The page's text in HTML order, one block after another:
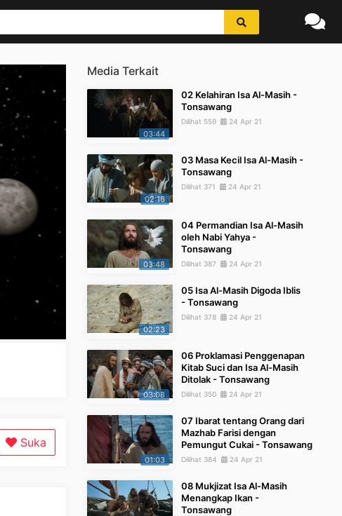
Suka
Media Terkait
03:44
02 Kelahiran Isa Al-Masih -
Tonsawang
Dilihat 559 24 Apr 21
02:16
03 Masa Kecil Isa Al-Masih -
Tonsawang
Dilihat 371 24 Apr 21
03:48
04 Permandian Isa Al-Masih
oleh Nabi Yahya -
Tonsawang
Dilihat 387 24 Apr 21
02:23
05 Isa Al-Masih Digoda Iblis
- Tonsawang
Dilihat 378 24 Apr 21
03:08
06 Proklamasi Penggenapan
Kitab Suci dan Isa Al-Masih
Ditolak - Tonsawang
Dilihat 350 24 Apr 21
01:03
07 Ibarat tentang Orang dari
Mazhab Farisi dengan
Pemungut Cukai - Tonsawang
Dilihat 384 24 Apr 21
08 Mukjizat Isa Al-Masih
Menangkap Ikan -
Tonsawang